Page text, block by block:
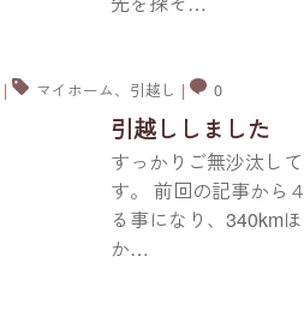
| マイホーム、 引越し | 0
引越ししました
すっかりご無沙汰し
す。 前回の記事から
る事になり、340km
か…